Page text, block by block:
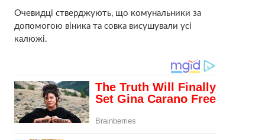
Очевидці стверджують, що комунальники за
допомогою віника та совка висушували усі
калюжі.